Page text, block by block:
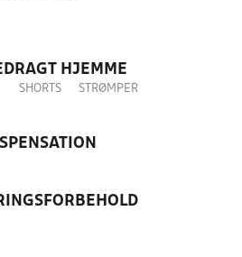
HJEMME
SHORTS STRØMPER